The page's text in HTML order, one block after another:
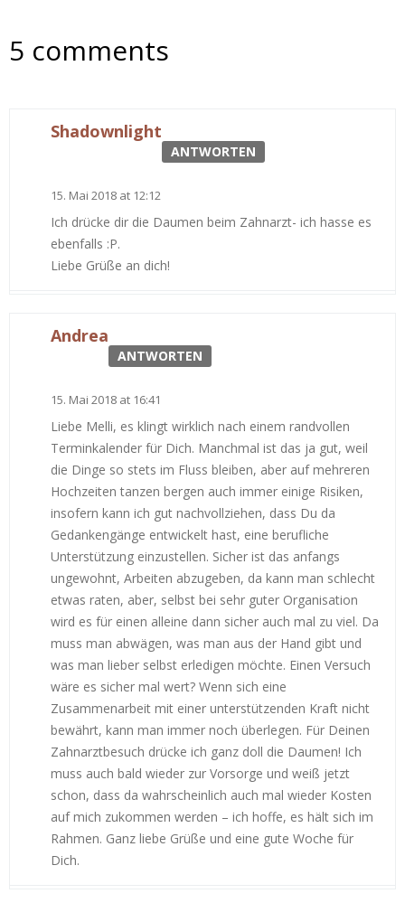
5 comments
Shadownlight
ANTWORTEN
15. Mai 2018 at 12:12
Ich drücke dir die Daumen beim Zahnarzt- ich hasse es
ebenfalls :P.
Liebe Grüße an dich!
Andrea
ANTWORTEN
15. Mai 2018 at 16:41
Liebe Melli, es klingt wirklich nach einem randvollen
Terminkalender für Dich. Manchmal ist das ja gut, weil
die Dinge so stets im Fluss bleiben, aber auf mehreren
Hochzeiten tanzen bergen auch immer einige Risiken,
insofern kann ich gut nachvollziehen, dass Du da
Gedankengänge entwickelt hast, eine berufliche
Unterstützung einzustellen. Sicher ist das anfangs
ungewohnt, Arbeiten abzugeben, da kann man schlecht
etwas raten, aber, selbst bei sehr guter Organisation
wird es für einen alleine dann sicher auch mal zu viel. Da
muss man abwägen, was man aus der Hand gibt und
was man lieber selbst erledigen möchte. Einen Versuch
wäre es sicher mal wert? Wenn sich eine
Zusammenarbeit mit einer unterstützenden Kraft nicht
bewährt, kann man immer noch überlegen. Für Deinen
Zahnarztbesuch drücke ich ganz doll die Daumen! Ich
muss auch bald wieder zur Vorsorge und weiß jetzt
schon, dass da wahrscheinlich auch mal wieder Kosten
auf mich zukommen werden – ich hoffe, es hält sich im
Rahmen. Ganz liebe Grüße und eine gute Woche für
Dich.